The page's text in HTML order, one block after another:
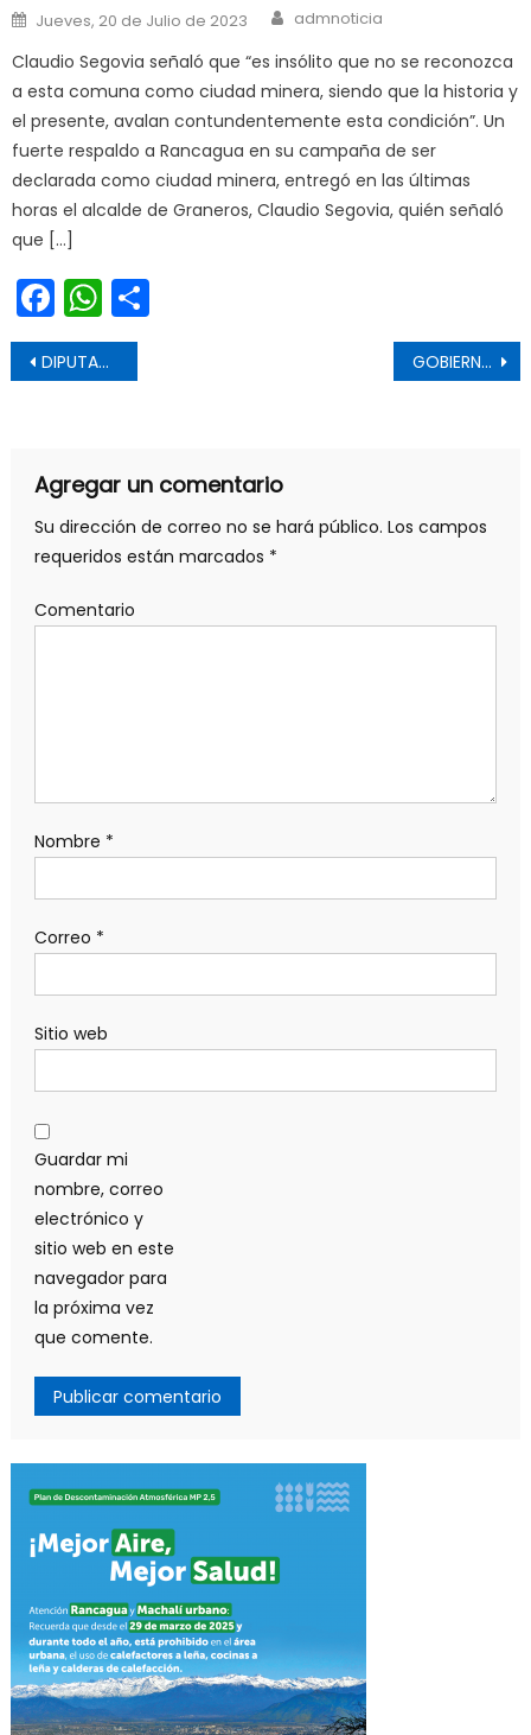
Posted on
Jueves, 20 de Julio de 2023 Author
admnoticia
Claudio Segovia señaló que “es insólito que no se reconozca
a esta comuna como ciudad minera, siendo que la historia y
el presente, avalan contundentemente esta condición”. Un
fuerte respaldo a Rancagua en su campaña de ser
declarada como ciudad minera, entregó en las últimas
horas el alcalde de Graneros, Claudio Segovia, quién señaló
que […]
Facebook
WhatsApp
Navegación de entradas
DIPUTADO JORGE GUZMÁN DESTACA INICIO DE TRAMITACIÓN DE LA “LEY BRUMA” EN LA COMISIÓN DE PESCA GOBIERNO RECONOCE A JÓVENES DEPORTISTAS MAULINOS QUE REPRESENTARON A CHILE EN JUEGOS SURAMERICANOS 2026
Agregar un comentario
Su dirección de correo no se hará público. Los campos
requeridos están marcados *
Comentario
Nombre *
Correo *
Sitio web
Guardar mi
nombre, correo
electrónico y
sitio web en este
navegador para
la próxima vez
que comente.